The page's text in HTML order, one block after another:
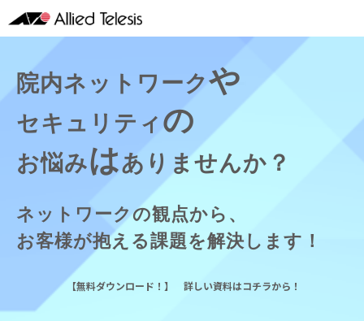
院内ネットワークや
セキュリティ の
お悩みはありませんか？
ネットワークの観点から、
お客様が抱える課題を解決します！
【無料ダウンロード！】 詳しい資料はコチラから！